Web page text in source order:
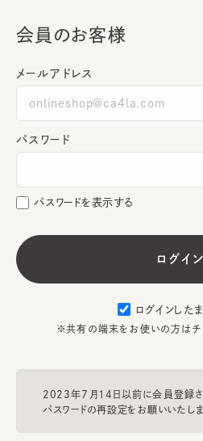
会員のお客様
メールアドレス
パスワード
パスワードを表示する
ログインした
※共有の端末をお使いの方はチ
2023年7月14日以前に会員登録さ
パスワードの再設定をお願いいたしま